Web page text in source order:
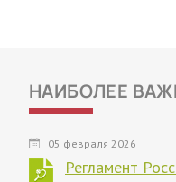
НАИБОЛЕЕ
05 февраля 2026
Регламент